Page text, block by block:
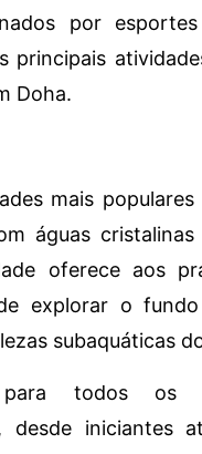
por esportes
principais
Doha.
mais
águas
oferece aos
explorar o
subaquáticas
todos os
desde iniciantes